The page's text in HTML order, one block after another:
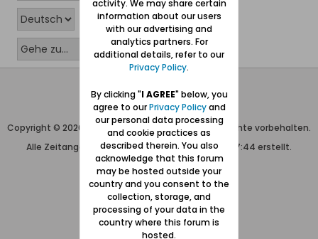
Wolfgang Naujocks MMXXVI
Powered byvBulletin®
Copyright © 2026 MH Sub I, LLC dba vBulletin. Alle Rechte vorbehalten.
Alle Zeitangaben in WEZ+1. Die Seite wurde um 17:44 erstellt.
activity. We may share certain
information about our users
with our advertising and
analytics partners. For
additional details, refer to our
Privacy Policy.
By clicking "I AGREE" below, you
agree to ourPrivacy Policyand
our personal data processing
and cookie practices as
described therein. You also
acknowledge that this forum
may be hosted outside your
country and you consent to the
collection, storage, and
processing of your data in the
country where this forum is
hosted.